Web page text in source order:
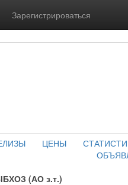
Зарегистрироваться
ЦЕНЫ
(АО з.т.)